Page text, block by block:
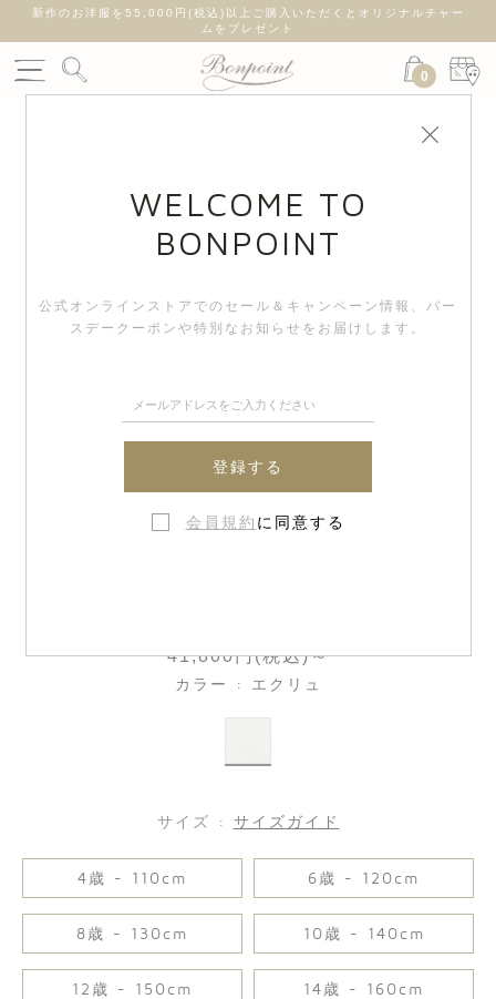
新作のお洋服を55,000円(税込)以上ご購入いただくとオリジナルチャー
ムをプレゼント
0
41,800円(税込)～
カラー : エクリュ
サイズ : サイズガイド
4歳 - 110cm 6歳 - 120cm
8歳 - 130cm 10歳 - 140cm
12歳 - 150cm 14歳 - 160cm
WELCOME TO
BONPOINT
公式オンラインストアでのセール＆キャンペーン情報、 バー
スデークーポンや特別なお知らせをお届けします。
登録する
会員規約 に同意する